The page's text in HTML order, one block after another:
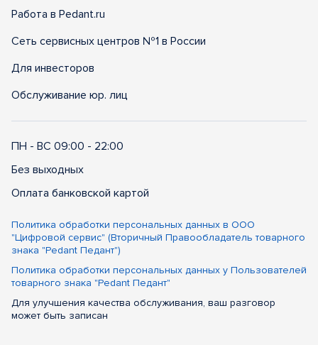
Работа в Pedant.ru
Сеть сервисных центров №1 в России
Для инвесторов
Обслуживание юр. лиц
ПН - ВС 09:00 - 22:00
Без выходных
Оплата банковской картой
Политика обработки персональных данных в ООО
"Цифровой сервис" (Вторичный Правообладатель товарного
знака "Pedant Педант")
Политика обработки персональных данных у Пользователей
товарного знака "Pedant Педант"
Для улучшения качества обслуживания, ваш разговор
может быть записан